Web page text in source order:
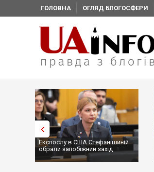
ГОЛОВНА ОГЛЯД БЛОГОСФЕРИ
Експослу в США Стефанішиній
обрали запобіжний захід